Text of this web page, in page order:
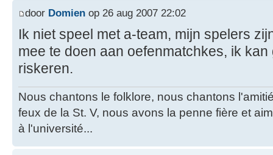
door Domien op 26 aug 2007 22:02
Ik niet speel met a-team, mijn spelers
mee te doen aan oefenmatchkes, ik
riskeren.
Nous chantons le folklore, nous chantons
feux de la St. V, nous avons la penne fière et
à l'université...